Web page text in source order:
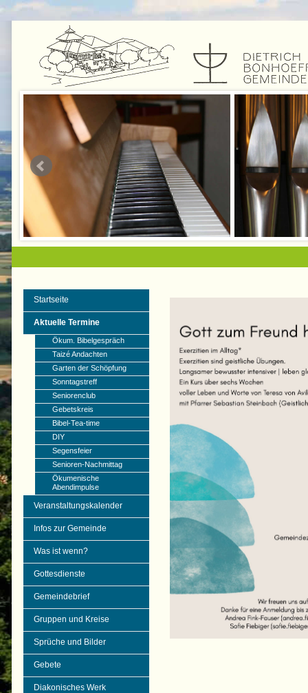
Startseite
Aktuelle Termine
Ökum. Bibelgespräch
Taizé Andachten
Garten der Schöpfung
Sonntagstreff
Seniorenclub
Gebetskreis
Bibel-Tea-time
DIY
Segensfeier
Senioren-Nachmittag
Ökumenische
Abendimpulse
Veranstaltungskalender
Infos zur Gemeinde
Was ist wenn?
Gottesdienste
Gemeindebrief
Gruppen und Kreise
Sprüche und Bilder
Gebete
Diakonisches Werk